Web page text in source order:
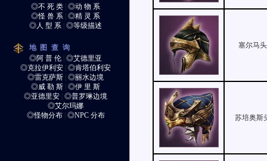
◎不 死 类 |◎动 物 系
◎怪 兽 系 |◎精 灵 系
◎人 型 系 |◎等级描述
地图查询
◎阿 普 伦 |◎艾德里亚
◎克拉伊利安 |◎肯塔伯利安
◎雷克萨斯 |◎丽水边境
◎威 勒 斯 |◎伊 里 斯
◎亚德里安 |◎普罗琳边境
◎艾尔玛娜
◎怪物分布 ◎NPC 分布
塞尔马
苏培奥斯